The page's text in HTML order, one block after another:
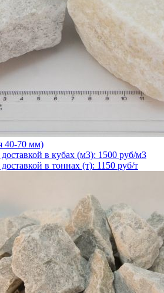
40-70 мм)
в кубах (м3): 1500 руб/м3
в тоннах (т): 1150 руб/т